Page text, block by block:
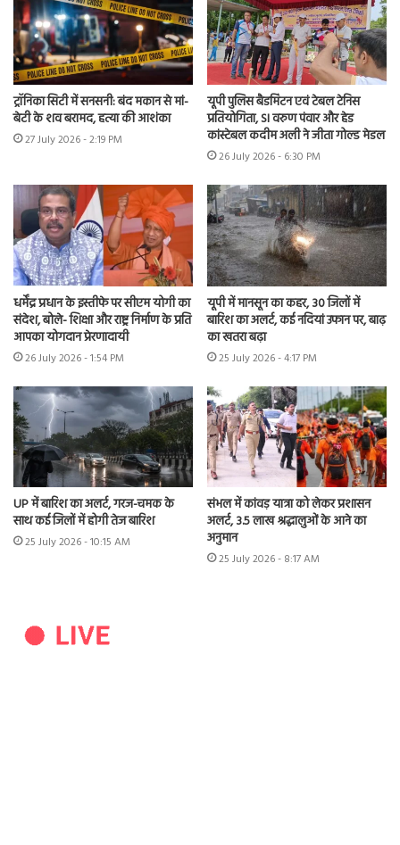
ट्रॉनिका सिटी में सनसनी: बंद मकान से मां-
बेटी के शव बरामद, हत्या की आशंका
27 July 2026 - 2:19 PM
यूपी पुलिस बैडमिंटन एवं टेबल टेनिस
प्रतियोगिता, SI वरुण पंवार और हेड
कांस्टेबल कदीम अली ने जीता गोल्ड मेडल
26 July 2026 - 6:30 PM
धर्मेंद्र प्रधान के इस्तीफे पर सीएम योगी का
संदेश, बोले- शिक्षा और राष्ट्र निर्माण के प्रति
आपका योगदान प्रेरणादायी
26 July 2026 - 1:54 PM
यूपी में मानसून का कहर, 30 जिलों में
बारिश का अलर्ट, कई नदियां उफान पर, बाढ़
का खतरा बढ़ा
25 July 2026 - 4:17 PM
UP में बारिश का अलर्ट, गरज-चमक के
साथ कई जिलों में होगी तेज बारिश
25 July 2026 - 10:15 AM
संभल में कांवड़ यात्रा को लेकर प्रशासन
अलर्ट, 3.5 लाख श्रद्धालुओं के आने का
अनुमान
25 July 2026 - 8:17 AM